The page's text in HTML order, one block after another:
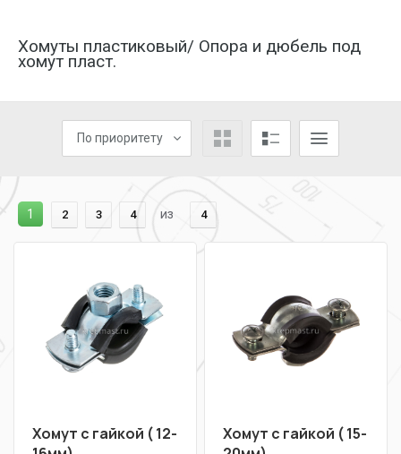
Хомуты пластиковый/ Опора и дюбель под
хомут пласт.
По приоритету
1 2 3 4 из 4
Хомут с гайкой ( 12-
Хомут с гайкой ( 15-